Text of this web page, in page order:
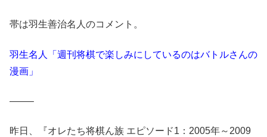
帯は羽生善治名人のコメント。
羽生名人「週刊将棋で楽しみにしているのはバトルさんの
漫画」
——–
昨日、『オレたち将棋ん族 エピソード1：2005年～2009